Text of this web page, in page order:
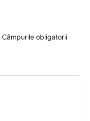
Câmpurile obligatorii